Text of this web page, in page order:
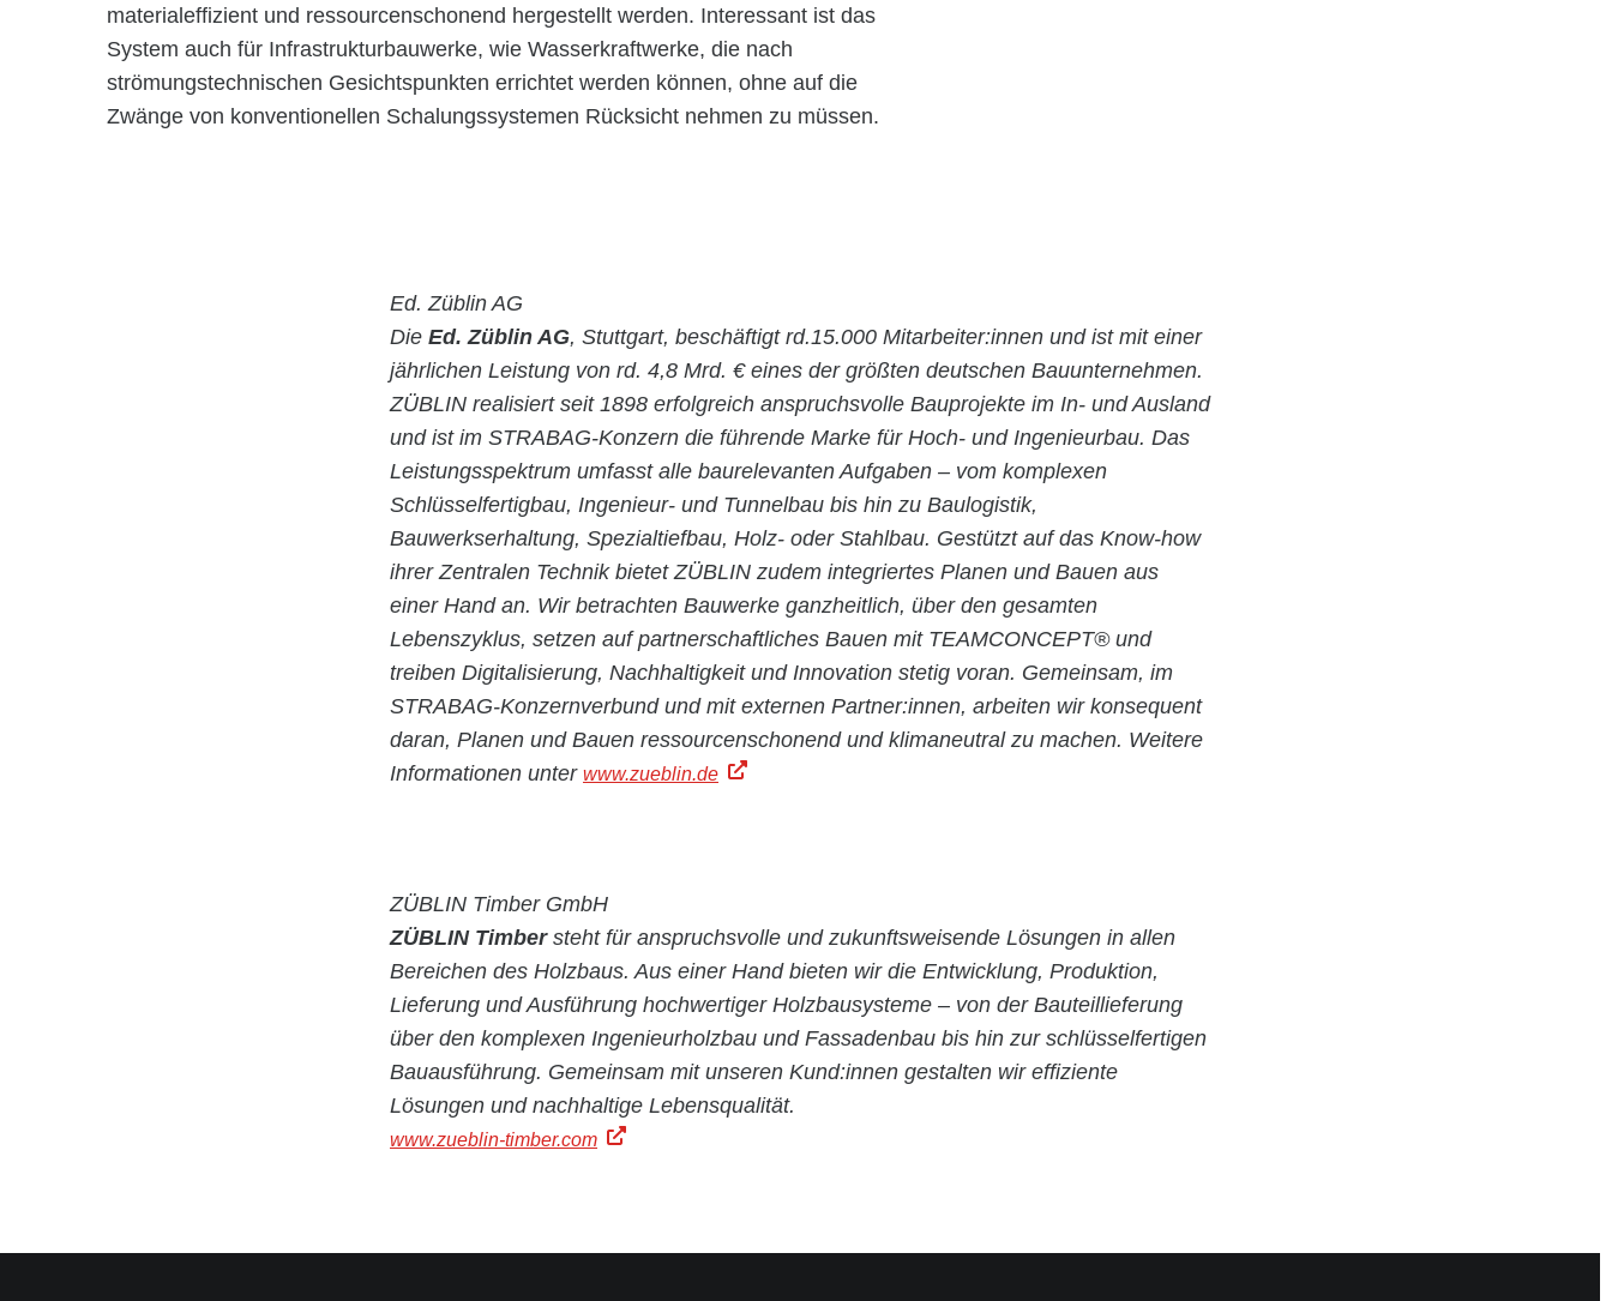
materialeffizient und ressourcenschonend hergestellt werden. Interessant ist das
System auch für Infrastrukturbauwerke, wie Wasserkraftwerke, die nach
strömungstechnischen Gesichtspunkten errichtet werden können, ohne auf die
Zwänge von konventionellen Schalungssystemen Rücksicht nehmen zu müssen.
Ed. Züblin AG
Die Ed. Züblin AG, Stuttgart, beschäftigt rd.15.000 Mitarbeiter:innen und ist mit einer
jährlichen Leistung von rd. 4,8 Mrd. € eines der größten deutschen Bauunternehmen.
ZÜBLIN realisiert seit 1898 erfolgreich anspruchsvolle Bauprojekte im In- und Ausland
und ist im STRABAG-Konzern die führende Marke für Hoch- und Ingenieurbau. Das
Leistungsspektrum umfasst alle baurelevanten Aufgaben – vom komplexen
Schlüsselfertigbau, Ingenieur- und Tunnelbau bis hin zu Baulogistik,
Bauwerkserhaltung, Spezialtiefbau, Holz- oder Stahlbau. Gestützt auf das Know-how
ihrer Zentralen Technik bietet ZÜBLIN zudem integriertes Planen und Bauen aus
einer Hand an. Wir betrachten Bauwerke ganzheitlich, über den gesamten
Lebenszyklus, setzen auf partnerschaftliches Bauen mit TEAMCONCEPT® und
treiben Digitalisierung, Nachhaltigkeit und Innovation stetig voran. Gemeinsam, im
STRABAG-Konzernverbund und mit externen Partner:innen, arbeiten wir konsequent
daran, Planen und Bauen ressourcenschonend und klimaneutral zu machen. Weitere
Informationen unter www.zueblin.de
ZÜBLIN Timber GmbH
ZÜBLIN Timber steht für anspruchsvolle und zukunftsweisende Lösungen in allen
Bereichen des Holzbaus. Aus einer Hand bieten wir die Entwicklung, Produktion,
Lieferung und Ausführung hochwertiger Holzbausysteme – von der Bauteillieferung
über den komplexen Ingenieurholzbau und Fassadenbau bis hin zur schlüsselfertigen
Bauausführung. Gemeinsam mit unseren Kund:innen gestalten wir effiziente
Lösungen und nachhaltige Lebensqualität.
www.zueblin-timber.com